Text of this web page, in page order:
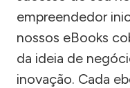
empreendedor
nossos eBooks
da ideia de
inovação. Cada